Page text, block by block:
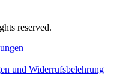
reserved.
und Widerrufsbelehrung